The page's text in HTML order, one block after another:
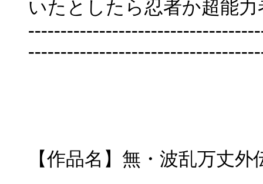
いたとしたら忍者か超能
【作品名】無・波乱万丈